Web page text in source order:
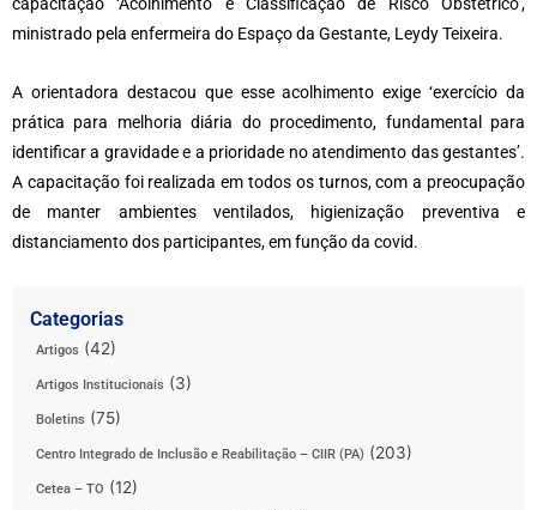
ministrado pela enfermeira do Espaço da Gestante, Leydy Teixeira.
A orientadora destacou que esse acolhimento exige ‘exercício da
prática para melhoria diária do procedimento, fundamental para
identificar a gravidade e a prioridade no atendimento das gestantes’.
A capacitação foi realizada em todos os turnos, com a preocupação
de manter ambientes ventilados, higienização preventiva e
distanciamento dos participantes, em função da covid.
Categorias
Artigos (42)
Artigos Institucionais (3)
Boletins (75)
Centro Integrado de Inclusão e Reabilitação – CIIR (PA) (203)
Cetea – TO (12)